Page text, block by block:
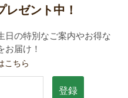
レゼント中！
日の特別なご案内やお得な
お届け！
こちら
登録